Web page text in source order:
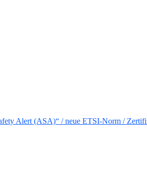
Alert (ASA)“ / neue ETSI-Norm /